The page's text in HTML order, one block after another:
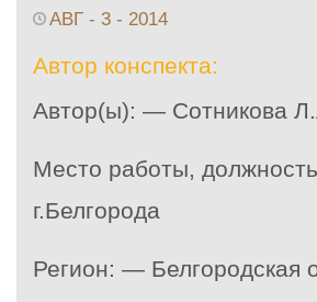
АВГ - 3 - 2014
Автор конспекта:
Автор(ы): — Сотникова
Место работы,
г.Белгорода
Регион: — Белгородская